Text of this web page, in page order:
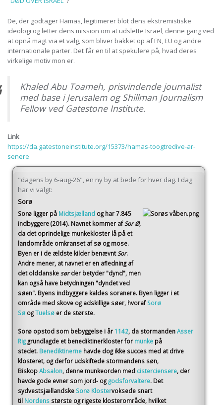
De, der godtager Hamas, legitimerer blot dens ekstremistiske
ideologi og letter dens mission om at udslette Israel, denne gang ved
at opnå magt via et valg, som bliver bakket op af FN, EU og andre
internationale parter. Det får en til at spekulere på, hvad deres
virkelige motiv mon er.
Khaled Abu Toameh, prisvindende journalist
med base i Jerusalem og Shillman Journalism
Fellow ved Gatestone Institute.
Link
https://da.gatestoneinstitute.org/15373/hamas-toogtredive-ar-
senere
"dagens by 6-aug-26", en ny by at bede for hver dag. I dag
har vi valgt:
Sorø
Sorø ligger på Midtsjælland og har 7.845
indbyggere (2014). Navnet kommer af Sor Ø,
da det oprindelige munkekloster lå på et
landområde omkranset af sø og mose.
Byen er i de ældste kilder benævnt Sor.
Andre mener, at navnet er en afledning af
det olddanske sør der betyder "dynd", men
kan også have betydningen "dyndet ved
søen". Byens indbyggere kaldes soranere. Byen ligger i et
område med skove og adskillige søer, hvoraf Sorø
Sø ogTuelsø er de største.
Sorø opstod som bebyggelse i år 1142, da stormandenAsser
Rig grundlagde et benediktinerkloster for munke på
stedet. Benediktinerne havde dog ikke succes med at drive
klosteret, og derfor udskiftede stormandens søn,
BiskopAbsalon, denne munkeorden med cisterciensere, der
havde gode evner som jord- og godsforvaltere. Det
sydvestsjællandske Sorø Klostervoksede snart
til Nordens største og rigeste klosterområde, hvilket